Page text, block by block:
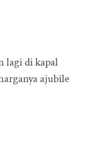
lagi di kapal
ajubile